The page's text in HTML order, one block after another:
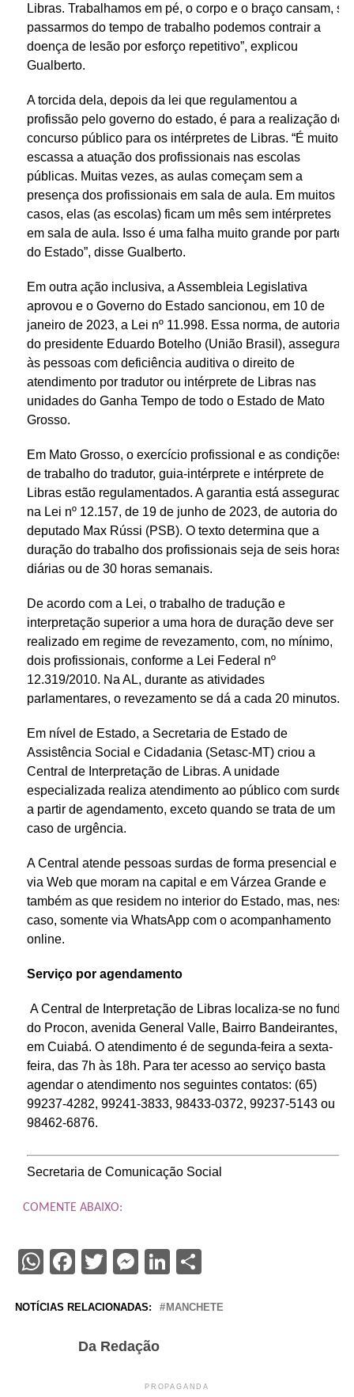
Libras. Trabalhamos em pé, o corpo e o braço cansam, se
passarmos do tempo de trabalho podemos contrair a
doença de lesão por esforço repetitivo”, explicou
Gualberto.
A torcida dela, depois da lei que regulamentou a
profissão pelo governo do estado, é para a realização de
concurso público para os intérpretes de Libras. “É muito
escassa a atuação dos profissionais nas escolas
públicas. Muitas vezes, as aulas começam sem a
presença dos profissionais em sala de aula. Em muitos
casos, elas (as escolas) ficam um mês sem intérpretes
em sala de aula. Isso é uma falha muito grande por parte
do Estado”, disse Gualberto.
Em outra ação inclusiva, a Assembleia Legislativa
aprovou e o Governo do Estado sancionou, em 10 de
janeiro de 2023, a Lei nº 11.998. Essa norma, de autoria
do presidente Eduardo Botelho (União Brasil), assegura
às pessoas com deficiência auditiva o direito de
atendimento por tradutor ou intérprete de Libras nas
unidades do Ganha Tempo de todo o Estado de Mato
Grosso.
Em Mato Grosso, o exercício profissional e as condições
de trabalho do tradutor, guia-intérprete e intérprete de
Libras estão regulamentados. A garantia está assegurada
na Lei nº 12.157, de 19 de junho de 2023, de autoria do
deputado Max Rússi (PSB). O texto determina que a
duração do trabalho dos profissionais seja de seis horas
diárias ou de 30 horas semanais.
De acordo com a Lei, o trabalho de tradução e
interpretação superior a uma hora de duração deve ser
realizado em regime de revezamento, com, no mínimo,
dois profissionais, conforme a Lei Federal nº
12.319/2010. Na AL, durante as atividades
parlamentares, o revezamento se dá a cada 20 minutos.
Em nível de Estado, a Secretaria de Estado de
Assistência Social e Cidadania (Setasc-MT) criou a
Central de Interpretação de Libras. A unidade
especializada realiza atendimento ao público com surdez
a partir de agendamento, exceto quando se trata de um
caso de urgência.
A Central atende pessoas surdas de forma presencial e
via Web que moram na capital e em Várzea Grande e
também as que residem no interior do Estado, mas, nesse
caso, somente via WhatsApp com o acompanhamento
online.
Serviço por agendamento
A Central de Interpretação de Libras localiza-se no fundo
do Procon, avenida General Valle, Bairro Bandeirantes,
em Cuiabá. O atendimento é de segunda-feira a sexta-
feira, das 7h às 18h. Para ter acesso ao serviço basta
agendar o atendimento nos seguintes contatos: (65)
99237-4282, 99241-3833, 98433-0372, 99237-5143 ou
98462-6876.
Secretaria de Comunicação Social
COMENTE ABAIXO:
WhatsApp
Facebook
Twitter
Messenger
LinkedIn
Share
NOTÍCIAS RELACIONADAS: MANCHETE
Da Redação
PROPAGANDA